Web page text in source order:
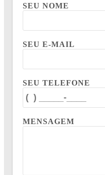
SEU NOME
SEU E-MAIL
SEU TELEFONE
MENSAGEM